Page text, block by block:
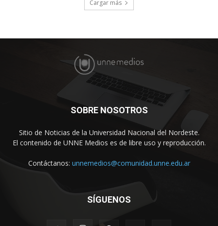
Cargar más
SOBRE NOSOTROS
Sitio de Noticias de la Universidad Nacional del Nordeste.
El contenido de UNNE Medios es de libre uso y reproducción.
Contáctanos: unnemedios@comunidad.unne.edu.ar
SÍGUENOS